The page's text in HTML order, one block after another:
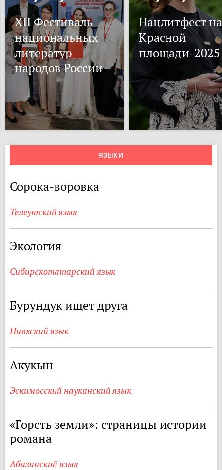
XII Фестиваль
национальных
литератур
народов России
Нацлитфест на
Красной
площади-2025
ЯЗЫКИ
Сорока-воровка
Телеутский язык
Экология
Сибирскотатарский язык
Бурундук ищет друга
Нивхский язык
Акукын
Эскимосский науканский язык
«Горсть земли»: страницы истории
романа
Абазинский язык